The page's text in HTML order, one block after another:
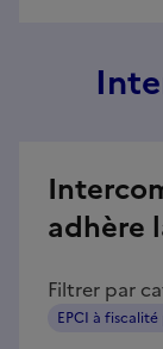
adhère
Filtrer par
EPCI à